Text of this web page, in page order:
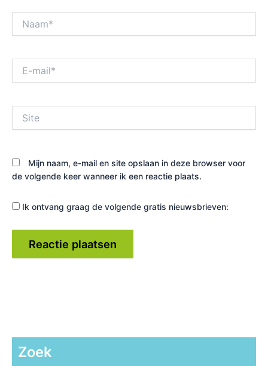
mail*
Mijn naam, e-mail en site opslaan in deze browser voor
de volgende keer wanneer ik een reactie plaats.
Ik ontvang graag de volgende gratis nieuwsbrieven:
Zoek